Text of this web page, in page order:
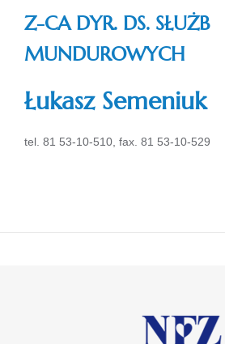
Z-CA DYR. DS. SŁUŻB
MUNDUROWYCH
Łukasz Semeniuk
tel. 81 53-10-510, fax. 81 53-10-529